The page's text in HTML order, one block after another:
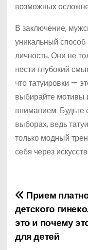
возможных
В заключение,
уникальный способ
личность. Они не
нести глубокий
что татуировки —
выбирайте мотивы
вниманием.
выборах, ведь
только модный
себя через
Н
а
в
Прием
детского
это и почему
для детей